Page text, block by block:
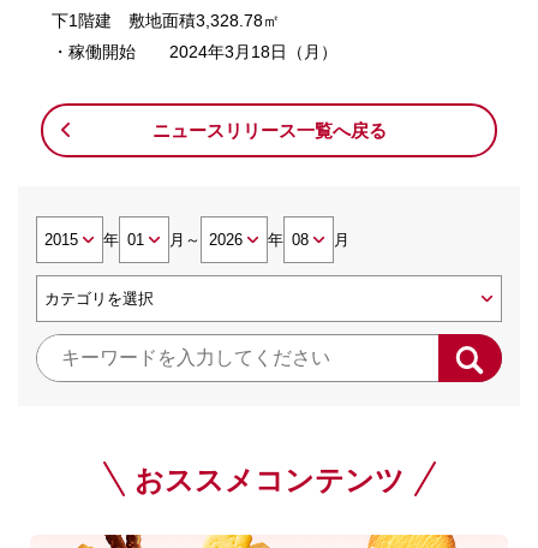
下1階建 敷地面積3,328.78㎡
・稼働開始 2024年3月18日（月）
ニュースリリース一覧へ戻る
年 月 ～ 年 月
おススメコンテンツ